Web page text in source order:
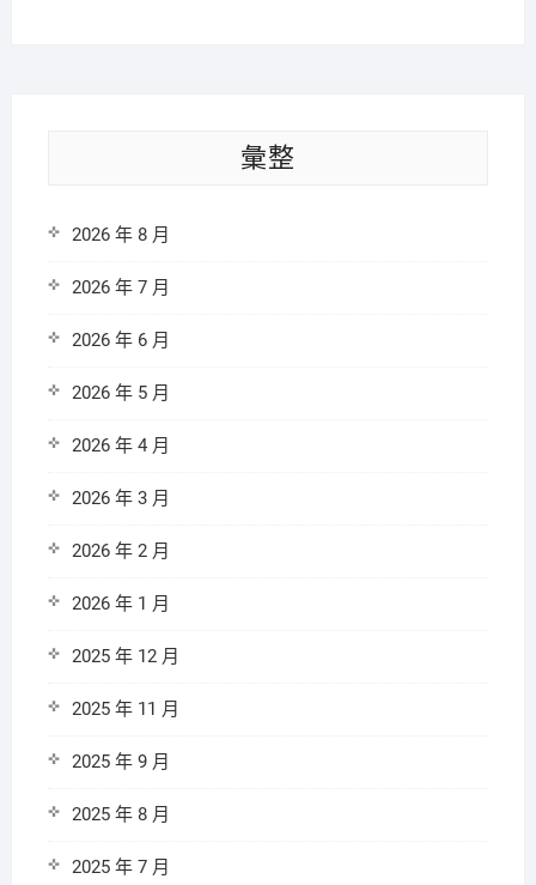
彙整
2026 年 8 月
2026 年 7 月
2026 年 6 月
2026 年 5 月
2026 年 4 月
2026 年 3 月
2026 年 2 月
2026 年 1 月
2025 年 12 月
2025 年 11 月
2025 年 9 月
2025 年 8 月
2025 年 7 月